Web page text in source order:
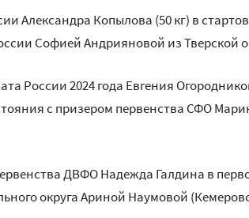
Александра Копылова (50 кг) в
Софией Андрияновой из Тверской
России 2024 года Евгения
с призером первенства СФО
ДВФО Надежда Галдина в
округа Ариной Наумовой